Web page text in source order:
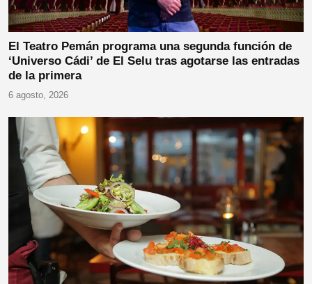
El Teatro Pemán programa una segunda función de
‘Universo Cádi’ de El Selu tras agotarse las entradas
de la primera
6 agosto, 2026